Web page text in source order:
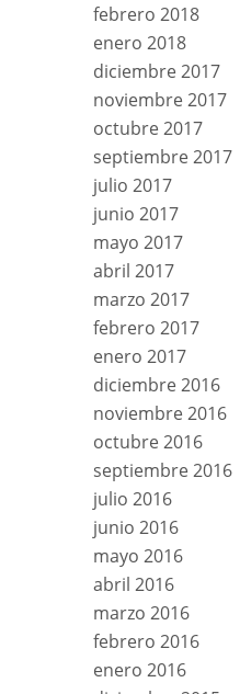
febrero 2018
enero 2018
diciembre 2017
noviembre 2017
octubre 2017
septiembre 2017
julio 2017
junio 2017
mayo 2017
abril 2017
marzo 2017
febrero 2017
enero 2017
diciembre 2016
noviembre 2016
octubre 2016
septiembre 2016
julio 2016
junio 2016
mayo 2016
abril 2016
marzo 2016
febrero 2016
enero 2016